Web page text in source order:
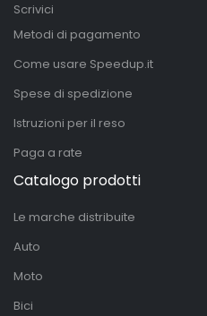
Scrivici
Metodi di pagamento
Come usare Speedup.it
Spese di spedizione
Istruzioni per il reso
Paga a rate
Catalogo prodotti
Le marche distribuite
Auto
Moto
Bici